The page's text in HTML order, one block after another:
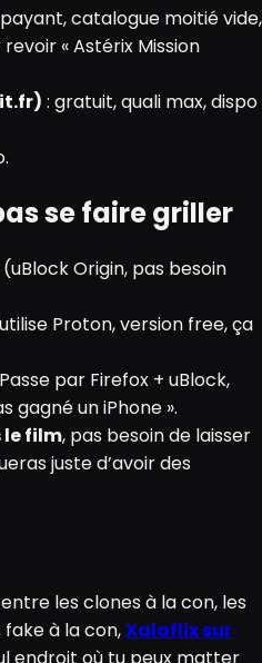
catalogue moitié vide,
« Astérix Mission
: gratuit, quali max, dispo
se faire griller
(uBlock Origin, pas besoin
Proton, version free, ça
Passe par Firefox + uBlock,
gagné un iPhone ».
le film, pas besoin de laisser
juste d’avoir des
les clones à la con, les
à la con,Xalaflix sur